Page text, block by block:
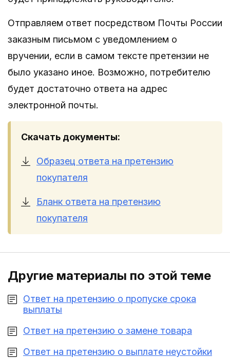
Отправляем ответ посредством Почты России
заказным письмом с уведомлением о
вручении, если в самом тексте претензии не
было указано иное. Возможно, потребителю
будет достаточно ответа на адрес
электронной почты.
Скачать документы:
Образец ответа на претензию
покупателя
Бланк ответа на претензию
покупателя
Другие материалы по этой теме
Ответ на претензию о пропуске срока
выплаты
Ответ на претензию о замене товара
Ответ на претензию о выплате неустойки